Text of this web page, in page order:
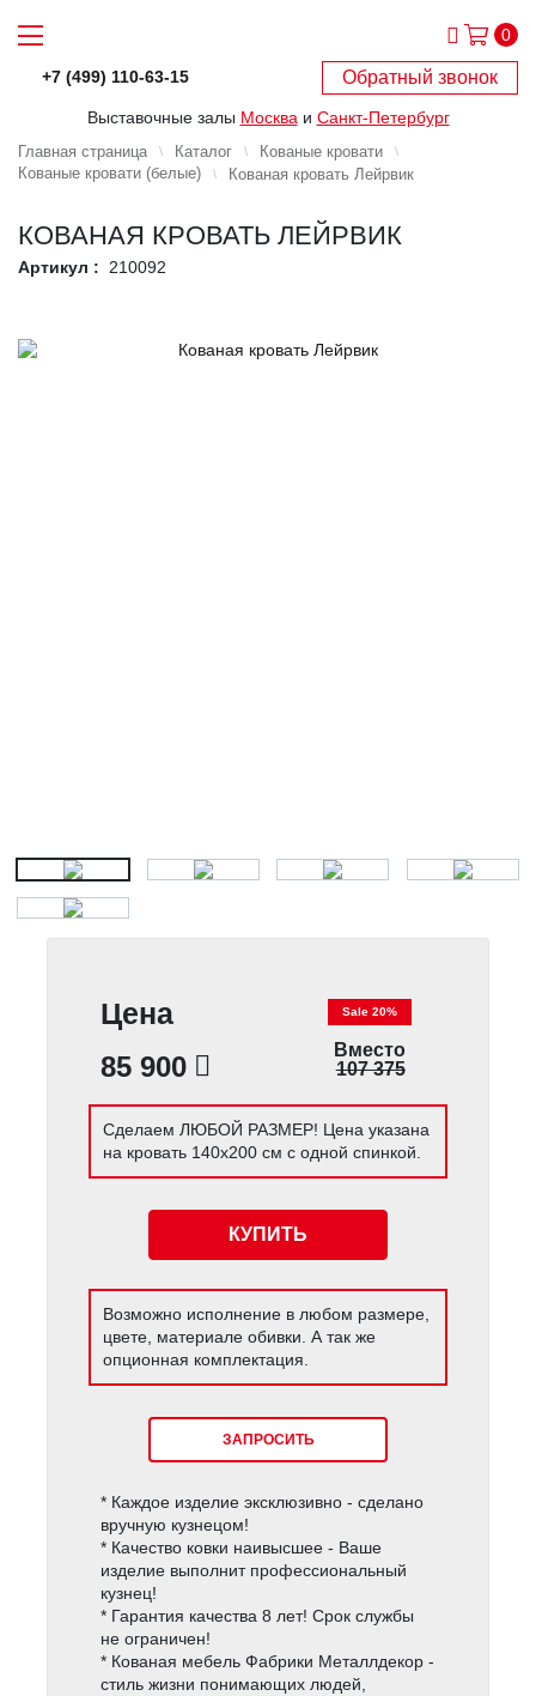
0
+7 (499) 110-63-15 Обратный звонок
Выставочные залы Москва и Санкт-Петербург
Главная страница Каталог
Кованые кровати
Кованые кровати (белые)
Кованая кровать Лейрвик
КОВАНАЯ КРОВАТЬ ЛЕЙРВИК
Артикул : 210092
Цена
85 900
Sale 20%
Вместо
107 375
Сделаем ЛЮБОЙ РАЗМЕР! Цена указана
на кровать 140х200 см с одной спинкой.
КУПИТЬ
Возможно исполнение в любом размере,
цвете, материале обивки. А так же
опционная комплектация.
ЗАПРОСИТЬ
* Каждое изделие эксклюзивно - сделано
вручную кузнецом!
* Качество ковки наивысшее - Ваше
изделие выполнит профессиональный
кузнец!
* Гарантия качества 8 лет! Срок службы
не ограничен!
* Кованая мебель Фабрики Металлдекор -
стиль жизни понимающих людей,